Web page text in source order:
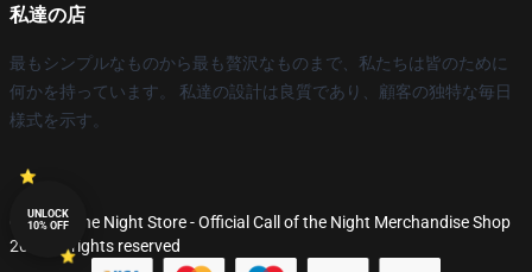
私達の店
最もシンプルなものから最も贅沢なものまで、私たちは皆のために
何かを持っています。 私達の設計は良質であり、顧客の独特な毎日
様式を示す。
© Call of the Night Store - Official Call of the Night Merchandise Shop
2026 all rights reserved
UNLOCK
10% OFF